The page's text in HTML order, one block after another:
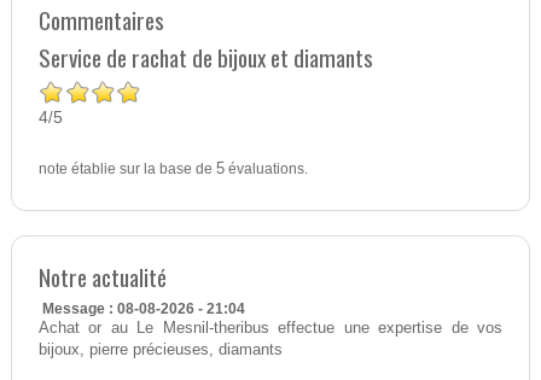
Commentaires
Service de rachat de bijoux et diamants
4/5
note établie sur la base de 5évaluations.
Notre actualité
Message : 08-08-2026 - 21:04
Achat or au Le Mesnil-theribus effectue une expertise de vos
bijoux, pierre précieuses, diamants